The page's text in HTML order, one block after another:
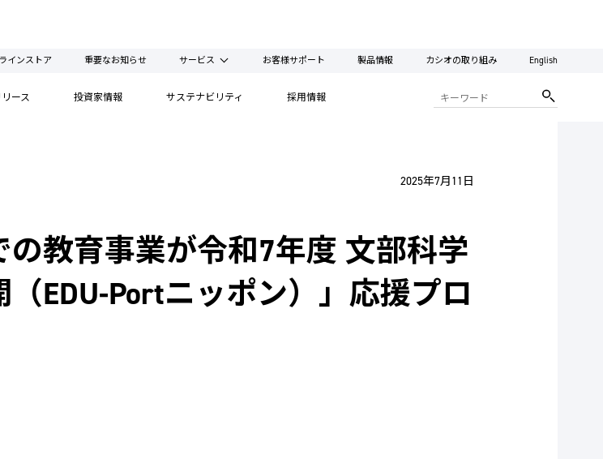
インストア 重要なお知らせ サービス お客様サポート 製品情報 カシオの取り組み English
ース 投資家情報 サステナビリティ 採用情報
2025年7月11日
教育事業が令和7年度 文部科学
EDU-Portニッポン）」応援プロ